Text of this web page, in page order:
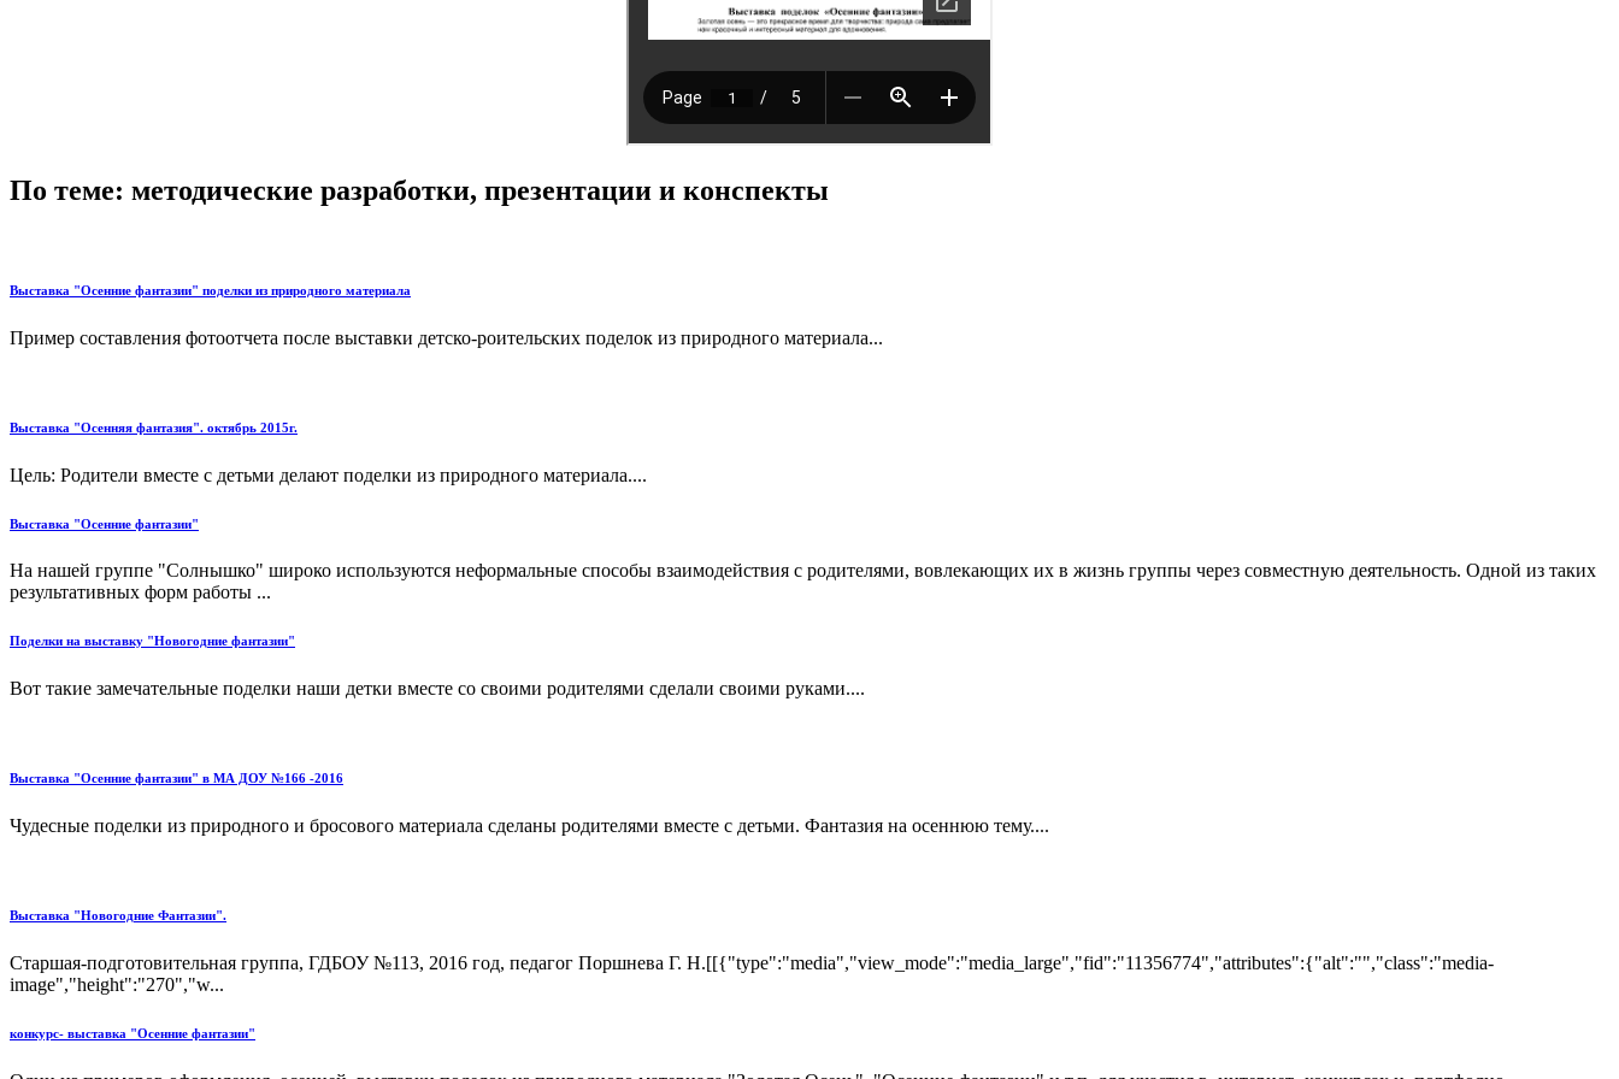
По теме: методические разработки, презентации и конспекты
Выставка "Осенние фантазии" поделки из природного материала
Пример составления фотоотчета после выставки детско-роительских поделок из природного материала...
Выставка "Осенняя фантазия". октябрь 2015г.
Цель: Родители вместе с детьми делают поделки из природного материала....
Выставка "Осенние фантазии"
На нашей группе "Солнышко" широко используются неформальные способы взаимодействия с родителями, вовлекающих их в жизнь группы через совместную деятельность. Одной из таких
результативных форм работы ...
Поделки на выставку "Новогодние фантазии"
Вот такие замечательные поделки наши детки вместе со своими родителями сделали своими руками....
Выставка "Осенние фантазии" в МА ДОУ №166 -2016
Чудесные поделки из природного и бросового материала сделаны родителями вместе с детьми. Фантазия на осеннюю тему....
Выставка "Новогодние Фантазии".
Старшая-подготовительная группа, ГДБОУ №113, 2016 год, педагог Поршнева Г. Н.[[{"type":"media","view_mode":"media_large","fid":"11356774","attributes":{"alt":"","class":"media-
image","height":"270","w...
конкурс- выставка "Осенние фантазии"